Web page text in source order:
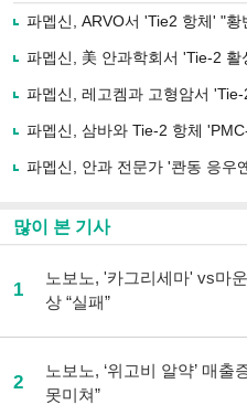
로
기
사
유
기
파멥신, ARVO서 'Tie2 항체' "
파멥신, 美 안과학회서 'Tie-2
파멥신, 레고켐과 고형암서
파멥신, 삼바와 Tie-2 항체
파멥신, 안과 전문가 '콴동 응우
많이 본 기사
1
노보노, '카그리세마' vs마
상 “실패”
2
노보노, ‘위고비 알약’ 매출
못미쳐”